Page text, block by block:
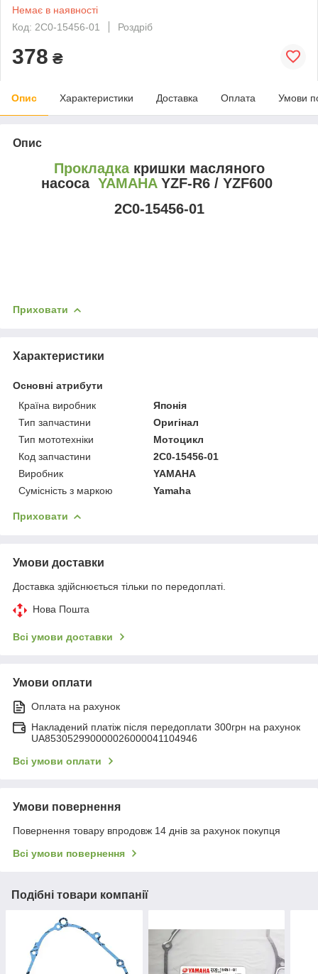
Немає в наявності
Код: 2C0-15456-01
Роздріб
378 ₴
Опис Характеристики Доставка Оплата Умови
Опис
Прокладкакришки масляного
насоса YAMAHAYZF-R6 / YZF600
2C0-15456-01
Приховати
Характеристики
Основні атрибути
Країна виробник
Японія
Тип запчастини
Оригінал
Тип мототехніки
Мотоцикл
Код запчастини
2C0-15456-01
Виробник
YAMAHA
Сумісність з маркою
Yamaha
Приховати
Умови доставки
Доставка здійснюється тільки по передоплаті.
Нова Пошта
Всі умови доставки
Умови оплати
Оплата на рахунок
Накладений платіж після передоплати 300грн на рахунок
UA853052990000026000041104946
Всі умови оплати
Умови повернення
Повернення товару впродовж 14 днів за рахунок покупця
Всі умови повернення
Подібні товари компанії